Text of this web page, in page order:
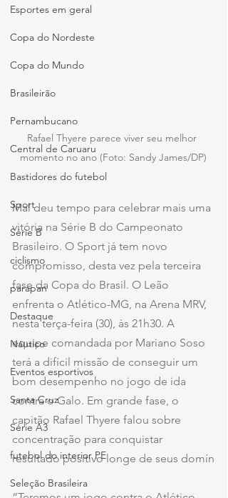
Esportes em geral
Copa do Nordeste
Copa do Mundo
Brasileirão
Pernambucano
Central de Caruaru
Bastidores do futebol
Sport
Série B
ciclismo
parapan
Destaque
Náutico
Eventos esportivos
Santa Cruz
Série A3
futebol do interior PE
Seleção Brasileira
Rafael Thyere parece viver seu melhor
momento no ano (Foto: Sandy James/DP)
Mal deu tempo para celebrar mais uma
vitória na Série B do Campeonato
Brasileiro. O Sport já tem novo
compromisso, desta vez pela terceira
fase da Copa do Brasil. O Leão
enfrenta o Atlético-MG, na Arena MRV,
nesta terça-feira (30), às 21h30. A
equipe comandada por Mariano Soso
terá a difícil missão de conseguir um
bom desempenho no jogo de ida
contra o Galo. Em grande fase, o
capitão Rafael Thyere falou sobre
concentração para conquistar
resultado positivo longe de seus domín